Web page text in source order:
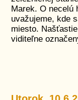
Marek. O necelú
uvažujeme, kde
miesto.
viditeľne